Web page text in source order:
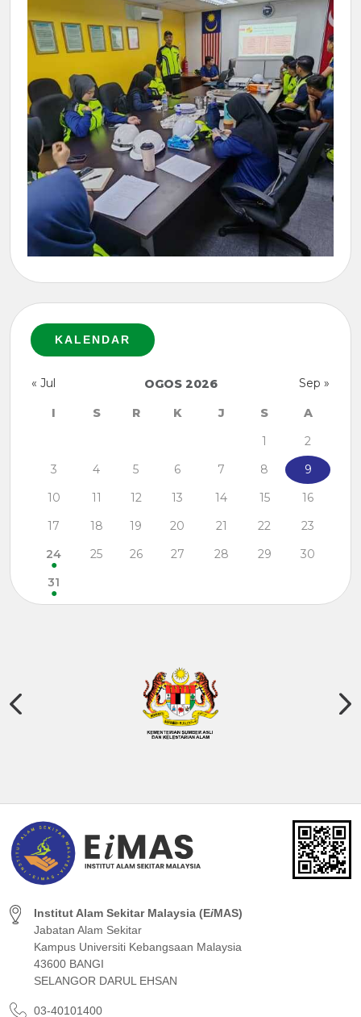
KALENDAR
OGOS 2026
I
S R K J S
A
1
2
3
4 5 6 7 8
9
10
11 12 13 14 15
16
17
18 19 20 21 22
23
24
25 26 27 28 29
30
31
« Jul Sep »
Institut Alam Sekitar Malaysia (EiMAS)
Jabatan Alam Sekitar
Kampus Universiti Kebangsaan Malaysia
43600 BANGI
SELANGOR DARUL EHSAN
03-40101400